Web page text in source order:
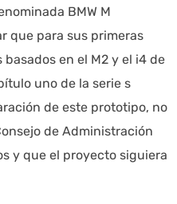
BMW M
que para sus primeras
en el M2 y el i4 de
uno de la serie s
de este prototipo, no
de Administración
y que el proyecto siguiera
contener errores.
optimiza